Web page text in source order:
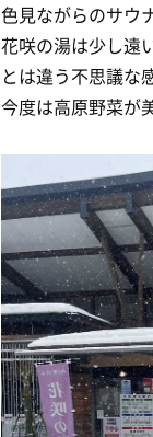
色見ながらのサウ
花咲の湯は少し遠
とは違う不思議な
今度は高原野菜が